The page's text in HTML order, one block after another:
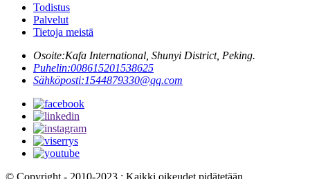
Todistus
Palvelut
Tietoja meistä
Osoite:Kafa International, Shunyi District, Peking.
Puhelin:008615201538625
Sähköposti:1544879330@qq.com
© Copyright - 2010-2023 : Kaikki oikeudet pidätetään.